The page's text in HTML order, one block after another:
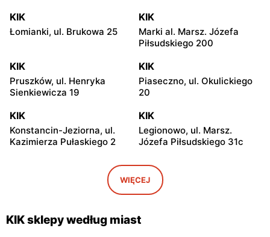
KIK
Łomianki, ul. Brukowa 25
KIK
Marki al. Marsz. Józefa
Piłsudskiego 200
KIK
Pruszków, ul. Henryka
Sienkiewicza 19
KIK
Piaseczno, ul. Okulickiego
20
KIK
Konstancin-Jeziorna, ul.
Kazimierza Pułaskiego 2
KIK
Legionowo, ul. Marsz.
Józefa Piłsudskiego 31c
Radzymin al. Jana Pawła II
KIK
Wołomin, ul. Geodetów 2
KIK
Otwock, ul. Kupiecka 2
KIK
WIĘCEJ
KIK sklepy według miast